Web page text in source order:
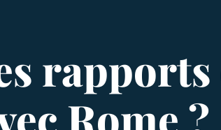
rapports
Rome ?